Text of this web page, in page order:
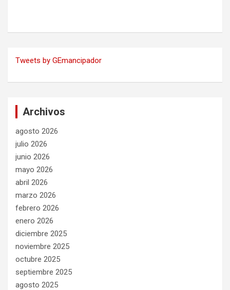
Tweets by GEmancipador
Archivos
agosto 2026
julio 2026
junio 2026
mayo 2026
abril 2026
marzo 2026
febrero 2026
enero 2026
diciembre 2025
noviembre 2025
octubre 2025
septiembre 2025
agosto 2025